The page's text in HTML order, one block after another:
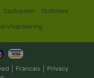
Cactussen Orchidee
│ Francais
Privacy